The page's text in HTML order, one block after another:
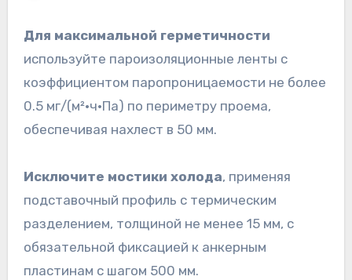
Для максимальной герметичности
используйте пароизоляционные ленты с
коэффициентом паропроницаемости не более
0.5 мг/(м²·ч·Па) по периметру проема,
обеспечивая нахлест в 50 мм.
Исключите мостики холода, применяя
подставочный профиль с термическим
разделением, толщиной не менее 15 мм, с
обязательной фиксацией к анкерным
пластинам с шагом 500 мм.